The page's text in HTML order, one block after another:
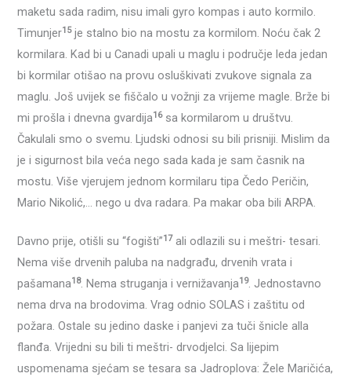
maketu sada radim, nisu imali gyro kompas i auto kormilo.
Timunjer15je stalno bio na mostu za kormilom. Noću čak 2
kormilara. Kad bi u Canadi upali u maglu i područje leda jedan
bi kormilar otišao na provu osluškivati zvukove signala za
maglu. Još uvijek se fiščalo u vožnji za vrijeme magle. Brže bi
mi prošla i dnevna gvardija16sa kormilarom u društvu.
Čakulali smo o svemu. Ljudski odnosi su bili prisniji. Mislim da
je i sigurnost bila veća nego sada kada je sam časnik na
mostu. Više vjerujem jednom kormilaru tipa Čedo Peričin,
Mario Nikolić,… nego u dva radara. Pa makar oba bili ARPA.
Davno prije, otišli su “fogišti”17 ali odlazili su i meštri- tesari.
Nema više drvenih paluba na nadgrađu, drvenih vrata i
pašamana18. Nema struganja i vernižavanja19. Jednostavno
nema drva na brodovima. Vrag odnio SOLAS i zaštitu od
požara. Ostale su jedino daske i panjevi za tuči šnicle alla
flanđa. Vrijedni su bili ti meštri- drvodjelci. Sa lijepim
uspomenama sjećam se tesara sa Jadroplova: Žele Maričića,